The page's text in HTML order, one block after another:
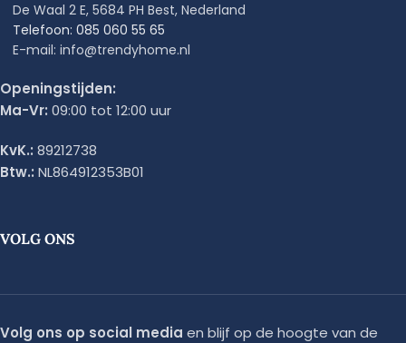
De Waal 2 E, 5684 PH Best, Nederland
Telefoon: 085 060 55 65
E-mail: info@trendyhome.nl
Openingstijden:
Ma-Vr: 09:00 tot 12:00 uur
KvK.: 89212738
Btw.: NL864912353B01
VOLG ONS
Volg ons op social media en blijf op de hoogte van de